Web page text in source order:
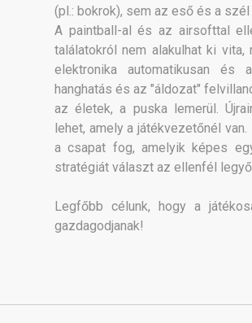
(pl.: bokrok), sem az eső és a
A paintball-al és az airsofttal
találatokról nem alakulhat ki
elektronika automatikusan és
hanghatás és az "áldozat"
az életek, a puska lemerül.
lehet, amely a játékvezetőnél
a csapat fog, amelyik képes
stratégiát választ az ellenfél
Legfőbb célunk, hogy a
gazdagodjanak!